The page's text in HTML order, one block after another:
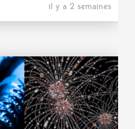
il y a 2 semaines